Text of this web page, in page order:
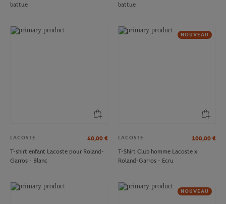
battue
battue
LACOSTE 40,00 €
T-shirt enfant Lacoste pour Roland-
Garros - Blanc
NOUVEAU
LACOSTE 100,00 €
T-Shirt Club homme Lacoste x
Roland-Garros - Ecru
NOUVEAU